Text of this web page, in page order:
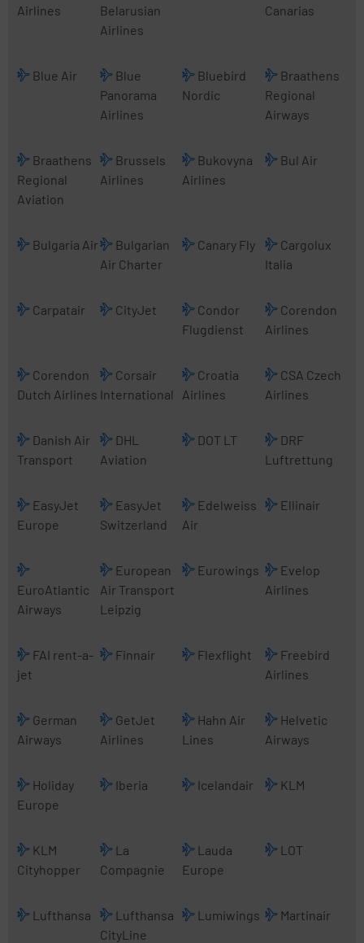
Airlines
Belarusian
Airlines
Canarias
Blue Air
Blue
Panorama
Airlines
Bluebird
Nordic
Braathens
Regional
Airways
Braathens
Regional
Aviation
Brussels
Airlines
Bukovyna
Airlines
Bul Air
Bulgaria Air
Bulgarian
Air Charter
Canary Fly
Cargolux
Italia
Carpatair CityJet
Condor
Flugdienst
Corendon
Airlines
Corendon
Dutch Airlines
Corsair
International
Croatia
Airlines
CSA Czech
Airlines
Danish Air
Transport
DHL
Aviation
DOT LT
DRF
Luftrettung
EasyJet
Europe
EasyJet
Switzerland
Edelweiss
Air
Ellinair
EuroAtlantic
Airways
European
Air Transport
Leipzig
Eurowings
Evelop
Airlines
FAI rent-a-
jet
Finnair Flexflight
Freebird
Airlines
German
Airways
GetJet
Airlines
Hahn Air
Lines
Helvetic
Airways
Holiday
Europe
Iberia Icelandair KLM
KLM
Cityhopper
La
Compagnie
Lauda
Europe
LOT
Lufthansa
Lufthansa
CityLine
Lumiwings Martinair